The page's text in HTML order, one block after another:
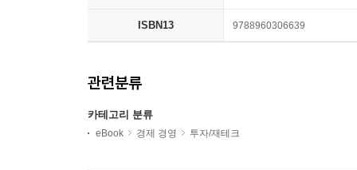
ISBN13 9788960306639
관련분류
카테고리 분류
eBook 경제 경영 투자/재테크